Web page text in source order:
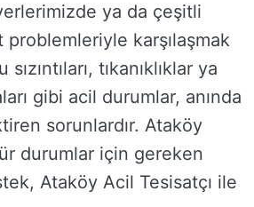
ya da çeşitli
problemleriyle karşılaşmak
sızıntıları, tıkanıklıklar ya
gibi acil durumlar, anında
sorunlardır. Ataköy
durumlar için gereken
Ataköy Acil Tesisatçı ile